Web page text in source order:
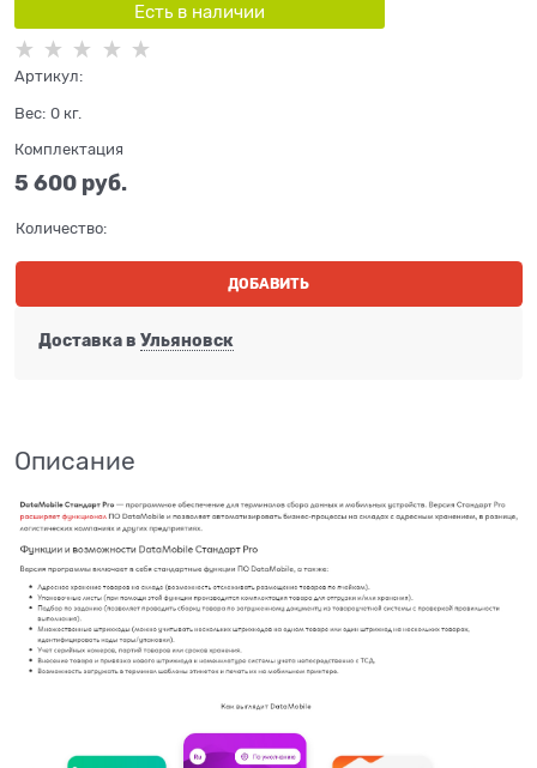
Есть в наличии
Артикул:
Вес: 0 кг.
Комплектация
5 600 руб.
Количество:
ДОБАВИТЬ
Доставка в Ульяновск
Описание